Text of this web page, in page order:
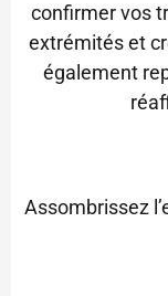
confirmer vos
extrémités et
également
Assombrissez